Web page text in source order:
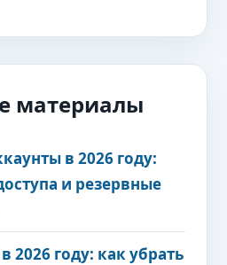
материалы
в 2026 году:
и резервные
2026 году: как убрать